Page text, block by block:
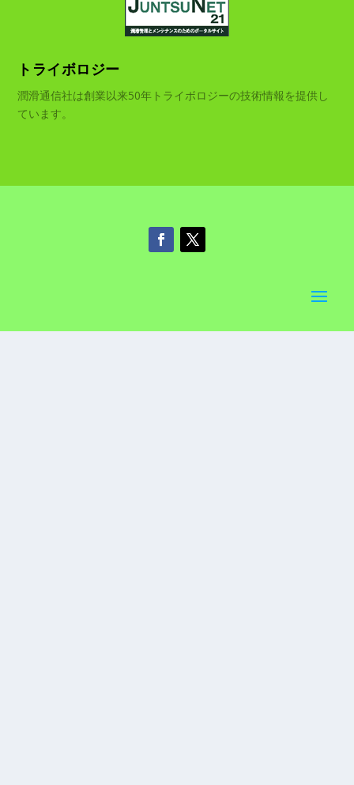
トライボロジー
潤滑通信社は創業以来50年トライボロジーの技術情報を提供し
ています。